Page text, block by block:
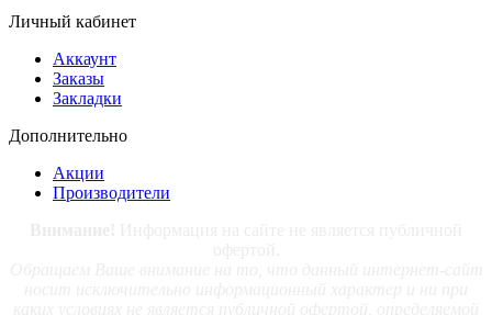
Личный кабинет
Аккаунт
Заказы
Закладки
Дополнительно
Акции
Производители